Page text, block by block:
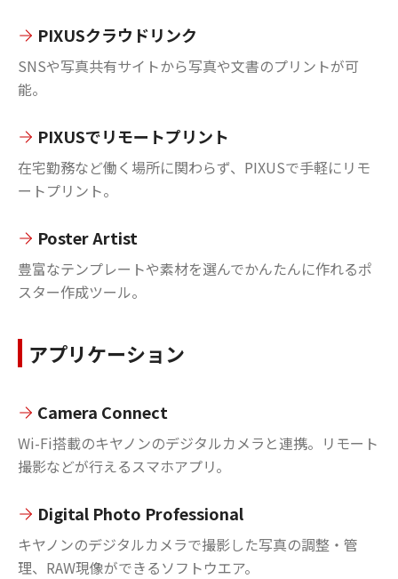
PIXUSクラウドリンク
SNSや写真共有サイトから写真や文書のプリントが可
能。
PIXUSでリモートプリント
在宅勤務など働く場所に関わらず、PIXUSで手軽にリモ
ートプリント。
Poster Artist
豊富なテンプレートや素材を選んでかんたんに作れるポ
スター作成ツール。
アプリケーション
Camera Connect
Wi-Fi搭載のキヤノンのデジタルカメラと連携。リモート
撮影などが行えるスマホアプリ。
Digital Photo Professional
キヤノンのデジタルカメラで撮影した写真の調整・管
理、RAW現像ができるソフトウエア。